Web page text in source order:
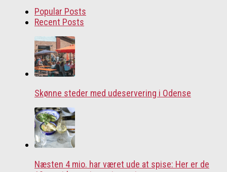
Popular Posts
Recent Posts
Skønne steder med udeservering i Odense
Næsten 4 mio. har været ude at spise: Her er de